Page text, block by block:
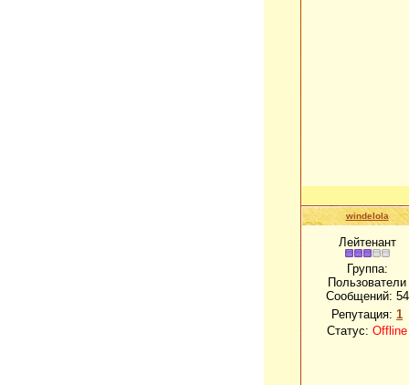
windelola
Лейтенант
Группа:
Пользователи
Сообщений: 54
Репутация: 1
Статус: Offline